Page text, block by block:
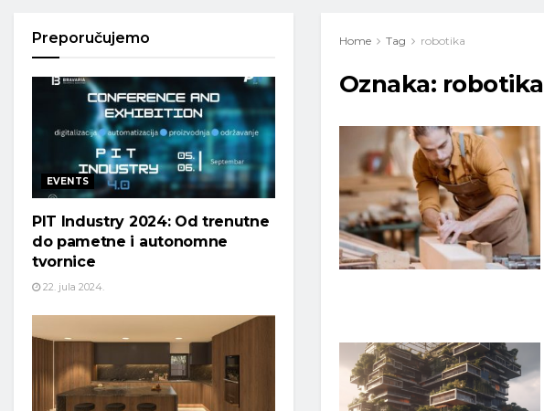
Home Tag robotika
Oznaka: robotika
Preporučujemo
EVENTS
PIT Industry 2024: Od trenutne
do pametne i autonomne
tvornice
22. jula 2024.